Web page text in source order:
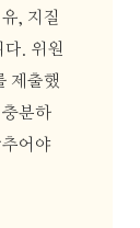
, 지질
. 위원
제출했
분하
어야